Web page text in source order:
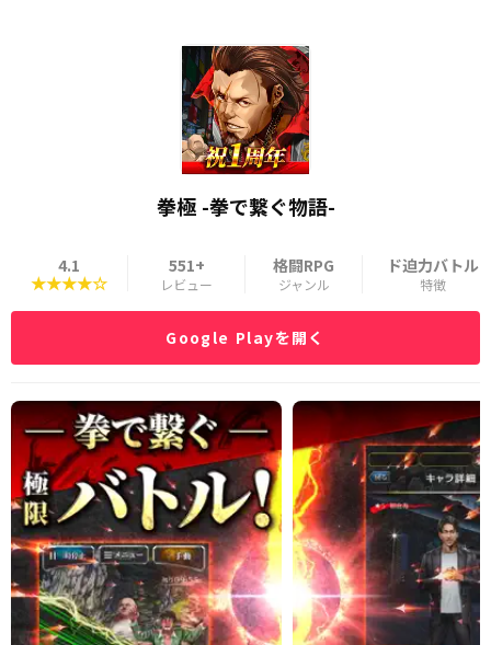
拳極 -拳で繋ぐ物語-
4.1
★★★★☆
551+
レビュー
格闘RPG
ジャンル
ド迫力バトル
特徴
Google Playを開く